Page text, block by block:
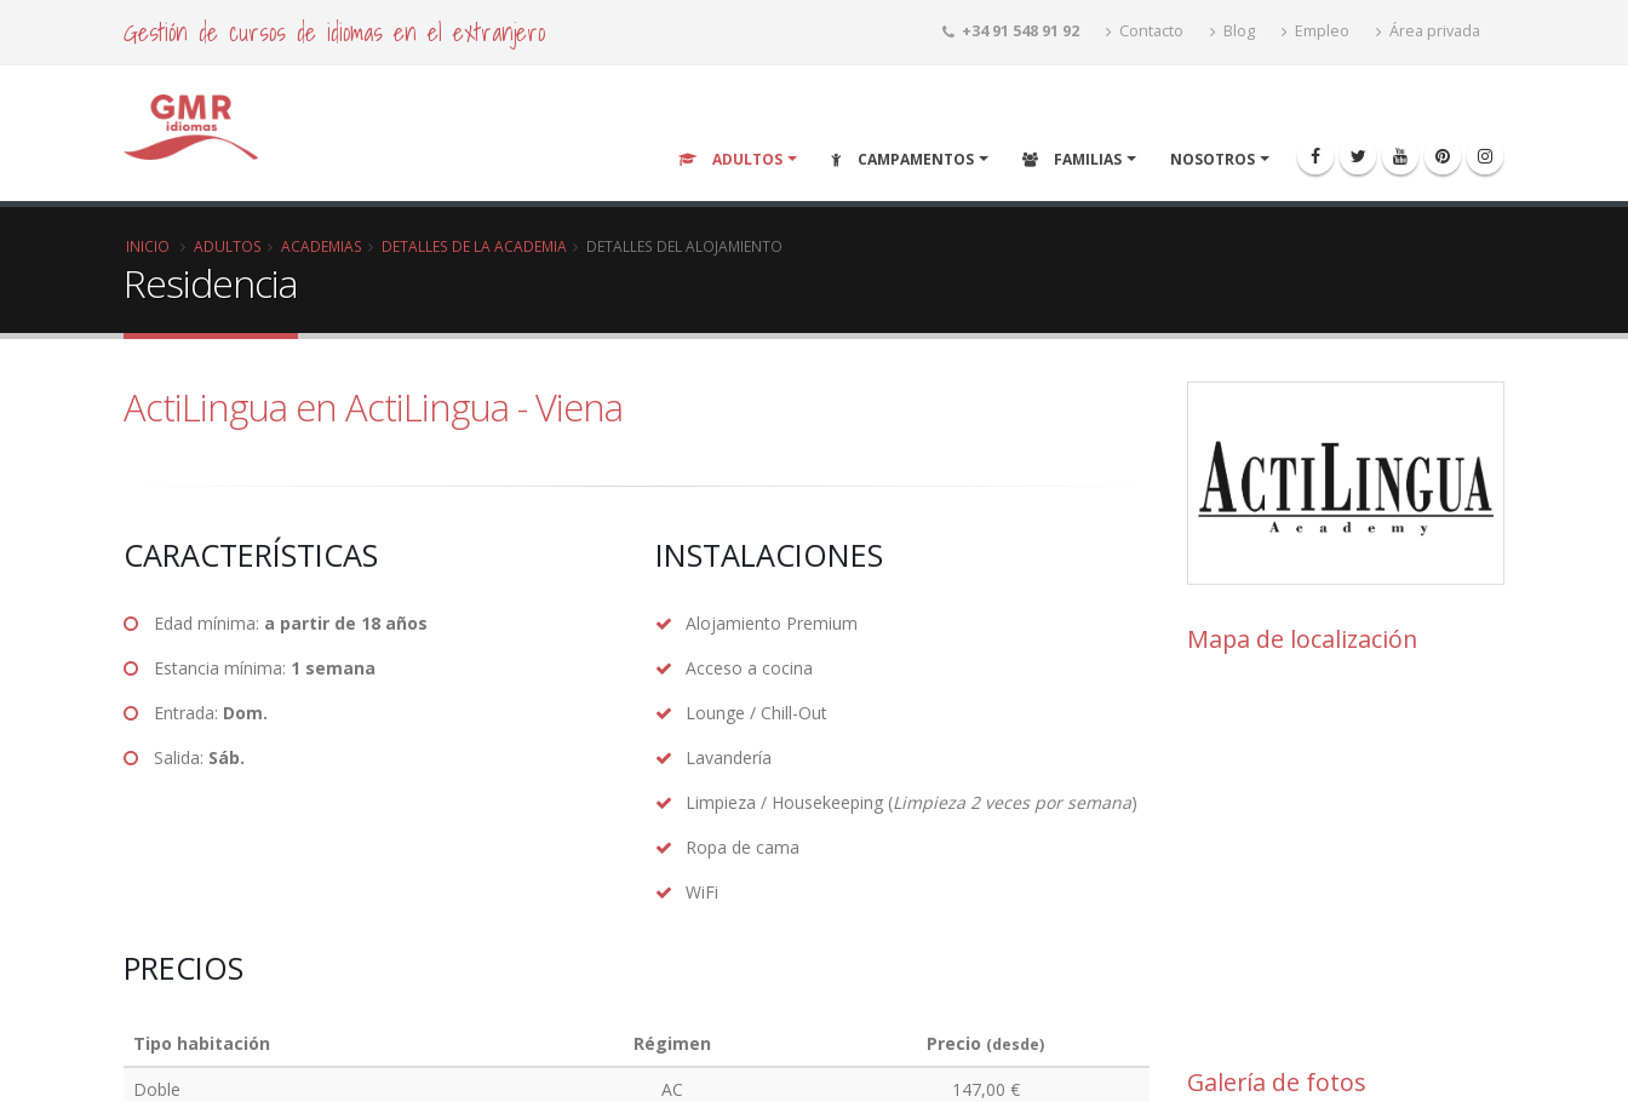
Gestión de cursos de idiomas en el extranjero +34 91 548 91 92 Contacto Blog Empleo Área privada
ADULTOS CAMPAMENTOS FAMILIAS NOSOTROS
INICIO ADULTOS ACADEMIAS DETALLES DE LA ACADEMIA DETALLES DEL ALOJAMIENTO
Residencia
ActiLingua en ActiLingua - Viena
CARACTERÍSTICAS
Edad mínima: a partir de 18 años
Estancia mínima: 1 semana
Entrada: Dom.
Salida: Sáb.
INSTALACIONES
Alojamiento Premium
Acceso a cocina
Lounge / Chill-Out
Lavandería
Limpieza / Housekeeping (Limpieza 2 veces por semana)
Ropa de cama
WiFi
PRECIOS
Tipo habitación Régimen Precio (desde)
Doble AC 147,00 €
Mapa de localización
Galería de fotos